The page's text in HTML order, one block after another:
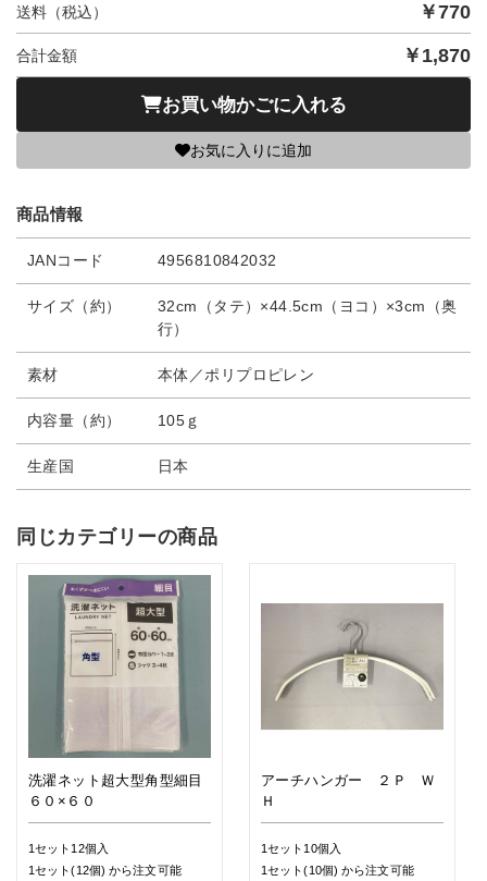
送料（税込） ￥770
合計金額 ￥ 1,870
お買い物かごに入れる
お気に入りに追加
商品情報
JANコード 4956810842032
サイズ（約）
32cm（タテ）×44.5cm（ヨコ）×3cm（奥
行）
素材 本体／ポリプロピレン
内容量（約） 105ｇ
生産国 日本
同じカテゴリーの商品
洗濯ネット超大型角型細目
６０×６０
1セット12個入
1セット(12個)から注文可能
アーチハンガー ２Ｐ Ｗ
Ｈ
1セット10個入
1セット(10個)から注文可能